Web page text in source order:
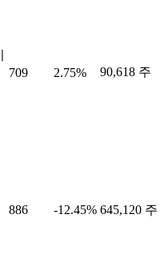
709 2.75% 90,618 주
886 -12.45% 645,120 주